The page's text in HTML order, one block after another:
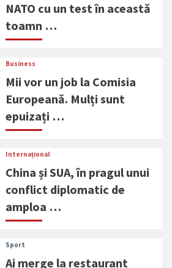
NATO cu un test în această
toamn …
Business
Mii vor un job la Comisia
Europeană. Mulți sunt
epuizați …
Internațional
China și SUA, în pragul unui
conflict diplomatic de
amploa …
Sport
Ai merge la restaurant